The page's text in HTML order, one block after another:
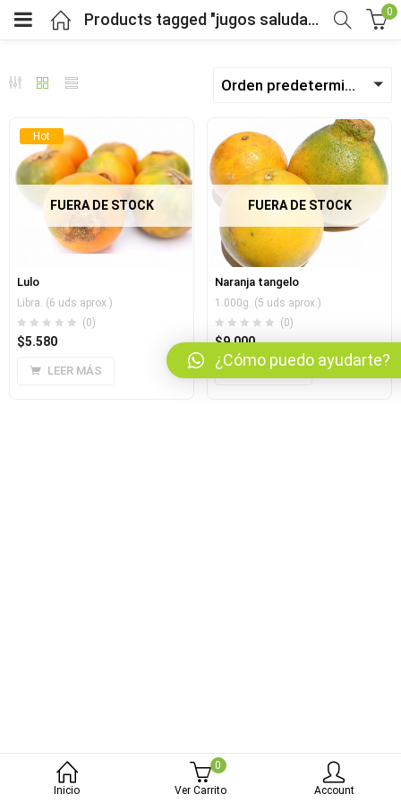
(Viveres)
(Salud y bienestar)
(Mercado por tipo de dieta)
(Horarios y pedidos)
(Nosotros)
Products tagged "jugos saludables" 0
Inicio
0
Ver Carrito
Account
Orden predeterminado
Hot
FUERA DE STOCK
Lulo
Libra. (6 uds aprox.)
(0)
$5.580
LEER MÁS
FUERA DE STOCK
Naranja tangelo
1.000g. (5 uds aprox.)
(0)
$9.000
LEER MÁS
¿Cómo puedo ayudarte?